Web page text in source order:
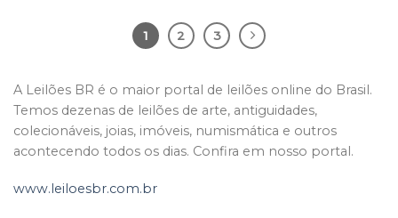
1 2 3
A Leilões BR é o maior portal de leilões online do Brasil.
Temos dezenas de leilões de arte, antiguidades,
colecionáveis, joias, imóveis, numismática e outros
acontecendo todos os dias. Confira em nosso portal.
www.leiloesbr.com.br